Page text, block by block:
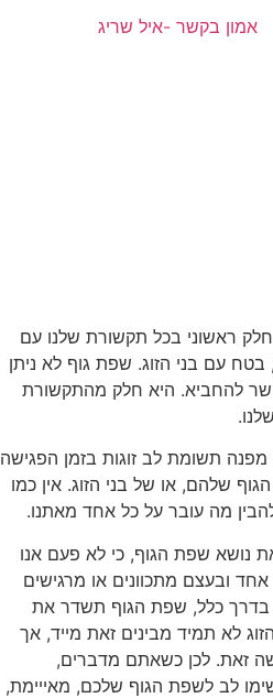
ראשוני בכל תקשורת שלנו עם
עם בני הזוג. שפת גוף לא ניתן
להחביא. היא חלק מהתקשורת
תשומת לב זוגות בזמן הפגישה
שלהם, או של בני הזוג. אין כמו
מה עובר על כל אחד מאתנו.
נושא שפת הגוף, כי לא פעם אנו
ובעצם מתכוונים או מרגישים
כלל, שפת הגוף תשדר את
לא תמיד מבינים זאת מייד, אך
זאת. לכן כשאתם מדברים,
לב לשפת הגוף שלכם, מאייימת,